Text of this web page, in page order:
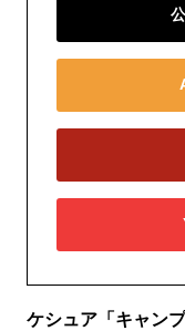
ケシュア「キャン